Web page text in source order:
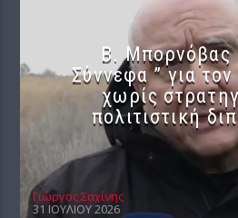
B. Μπορνόβας
Σύννεφα ” για
χωρίς
πολιτιστική
Γιώργος Σαχίνης
31 ΙΟΥΛΊΟΥ 2026